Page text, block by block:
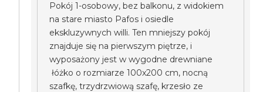
Pokój 1-osobowy, bez balkonu, z widokiem
na stare miasto Pafos i osiedle
ekskluzywnych willi. Ten mniejszy pokój
znajduje się na pierwszym piętrze, i
wyposażony jest w wygodne drewniane
łóżko o rozmiarze 100x200 cm, nocną
szafkę, trzydrzwiową szafę, krzesło ze